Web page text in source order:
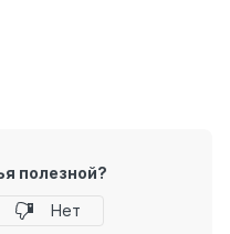
полезной?
Нет